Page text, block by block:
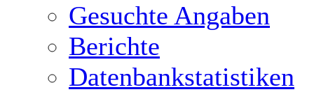
Gesuchte Angaben
Berichte
Datenbankstatistiken